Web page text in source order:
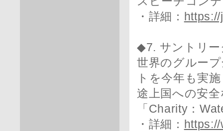
・詳細：
◆7. サントリー
世界のグルー
トを今年も実
途上国への安
「Charity：
・詳細：